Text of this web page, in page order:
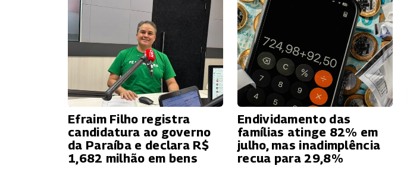
Efraim Filho registra
candidatura ao governo
da Paraíba e declara R$
1,682 milhão em bens
Endividamento das
famílias atinge 82% em
julho, mas inadimplência
recua para 29,8%